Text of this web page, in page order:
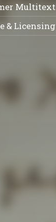
Multitext
& Licensing